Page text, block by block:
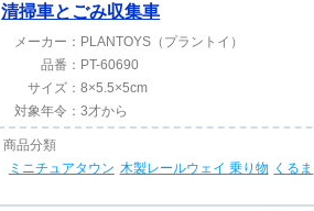
清掃車とごみ収集車
メーカー： PLANTOYS（プラントイ）
品番： PT-60690
サイズ：8×5.5×5cm
対象年令：3才から
商品分類
ミニチュアタウン 木製レールウェイ 乗り物 くるま